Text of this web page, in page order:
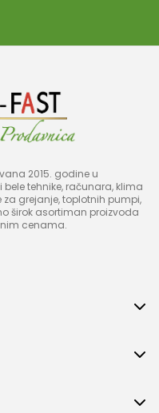
2015. godine u
tehnike, računara, klima
grejanje, toplotnih pumpi,
širok asortiman proizvoda
cenama.